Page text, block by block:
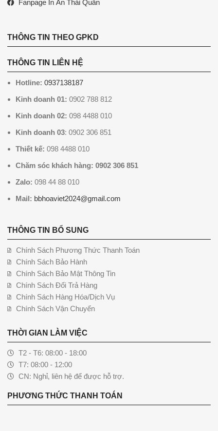
Fanpage In Ấn Thái Quân
THÔNG TIN THEO GPKD
THÔNG TIN LIÊN HỆ
Hotline: 0937138187
Kinh doanh 01: 0902 788 812
Kinh doanh 02: 098 4488 010
Kinh doanh 03: 0902 306 851
Thiết kế: 098 4488 010
Chăm sóc khách hàng: 0902 306 851
Zalo: 098 44 88 010
Mail: bbhoaviet2024@gmail.com
THÔNG TIN BỔ SUNG
Chính Sách Phương Thức Thanh Toán
Chính Sách Bảo Hành
Chính Sách Bảo Mật Thông Tin
Chính Sách Đổi Trả Hàng
Chính Sách Hàng Hóa/Dịch Vụ
Chính Sách Vận Chuyển
THỜI GIAN LÀM VIỆC
T2 - T6: 08:00 - 18:00
T7: 08:00 - 12:00
CN: Nghỉ, liên hệ để được hỗ trợ.
PHƯƠNG THỨC THANH TOÁN